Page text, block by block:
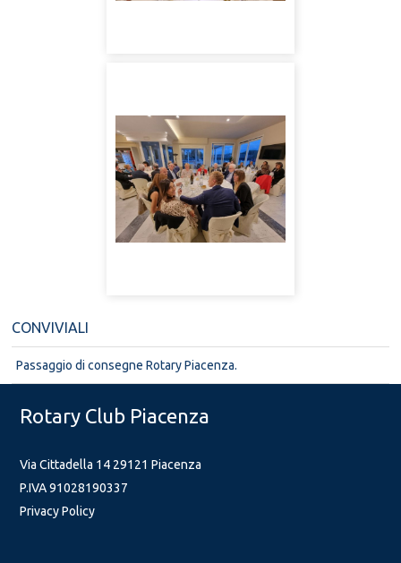
CONVIVIALI
Passaggio di consegne Rotary Piacenza.
Rotary Club Piacenza
Via Cittadella 14 29121 Piacenza
P.IVA 91028190337
Privacy Policy